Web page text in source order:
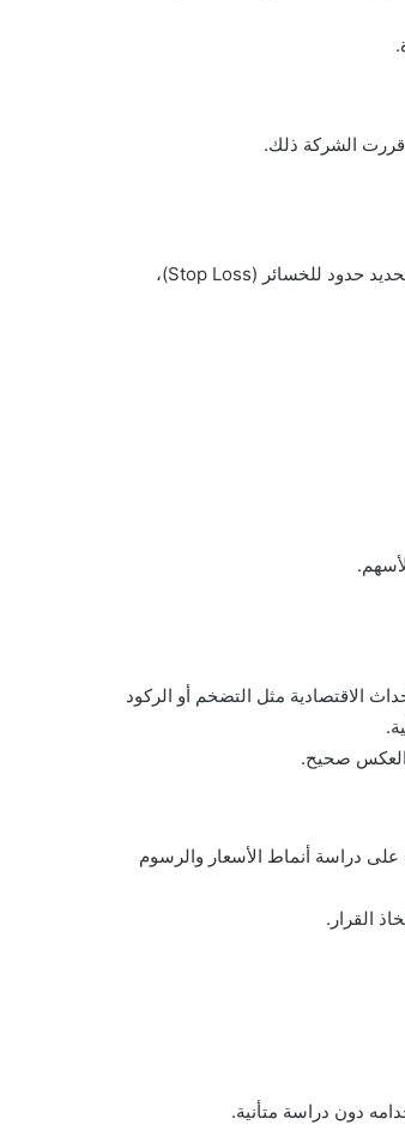
قررت الشركة ذلك.
لتقليل المخاطر، من المهم تنويع المحفظة، وتجنب الاستثمار في شركة واحدة فقط، وتحديد حدود للخسائر (Stop Loss)،
الاقتصادية مثل التضخم أو الركود
صحيح.
على دراسة أنماط الأسعار والرسوم
القرار.
دون دراسة متأنية.